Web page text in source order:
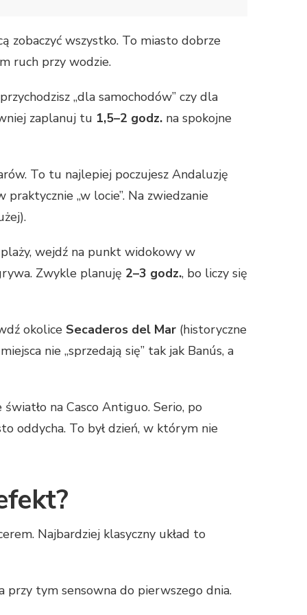
zobaczyć wszystko. To miasto dobrze
ruch przy wodzie.
„dla samochodów” czy dla
zaplanuj tu 1,5–2 godz. na spokojne
To tu najlepiej poczujesz Andaluzję
„w locie”. Na zwiedzanie
wejdź na punkt widokowy w
Zwykle planuję 2–3 godz., bo liczy się
okolice Secaderos del Mar (historyczne
nie „sprzedają się” tak jak Banús, a
na Casco Antiguo. Serio, po
oddycha. To był dzień, w którym nie
Najbardziej klasyczny układ to
przy tym sensowna do pierwszego dnia.